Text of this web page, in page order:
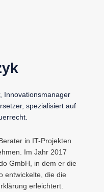
Innovationsmanager
spezialisiert auf
in IT-Projekten
Im Jahr 2017
GmbH, in dem er die
entwickelte, die die
erleichtert.